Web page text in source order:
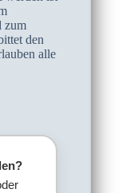
zum
den
alle